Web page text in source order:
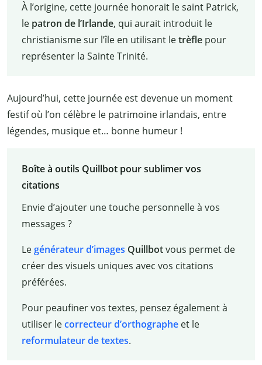
À l’origine, cette journée honorait le saint Patrick,
le patron de l’Irlande, qui aurait introduit le
christianisme sur l’île en utilisant letrèfle pour
représenter la Sainte Trinité.
Aujourd’hui, cette journée est devenue un moment
festif où l’on célèbre le patrimoine irlandais, entre
légendes, musique et… bonne humeur !
Boîte à outils Quillbot pour sublimer vos
citations
Envie d’ajouter une touche personnelle à vos
messages ?
Legénérateur d’images Quillbotvous permet de
créer des visuels uniques avec vos citations
préférées.
Pour peaufiner vos textes, pensez également à
utiliser lecorrecteur d’orthographeet le
reformulateur de textes.